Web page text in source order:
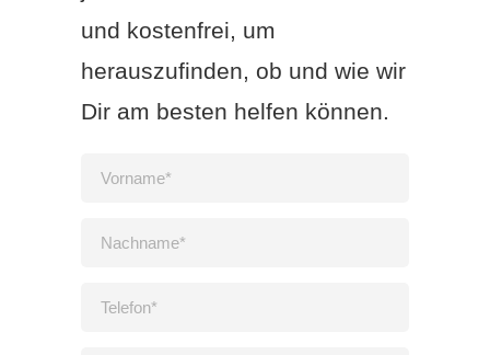
und kostenfrei, um
herauszufinden, ob und wie wir
Dir am besten helfen können.